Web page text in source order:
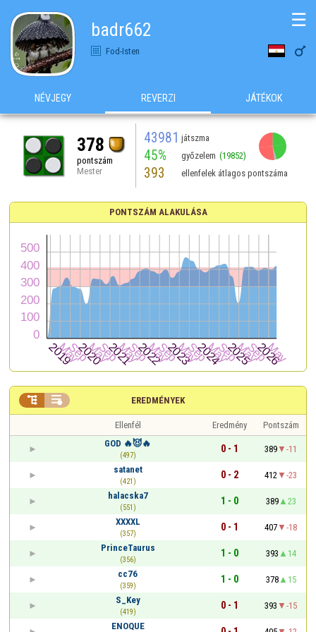
badr662
Fod-Isten 
☰
NÉVJEGY REVERZI JÁTÉKOK
378
pontszám
Mester
43981 játszma
45% győzelem (19852)
393 ellenfelek átlagos pontszáma
PONTSZÁM ALAKULÁSA
EREDMÉNYEK
 
Ellenfél Eredmény
Pontszám
GOD 🔥😈🔥
(497)
0 - 1 389
-11
satanet
(421)
0 - 2 412
-23
halacska7
(551)
1 - 0 389
23
XXXXL
(357)
0 - 1 407
-18
PrinceTaurus
(356)
1 - 0 393
14
cc76
(359)
1 - 0 378
15
S_Key
(419)
0 - 1 393
-15
ENOQUE